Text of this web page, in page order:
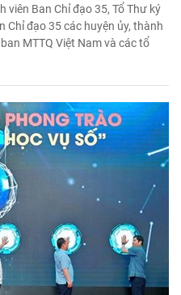
viên Ban Chỉ đạo 35, Tổ Thư ký
Chỉ đạo 35 các huyện ủy, thành
MTTQ Việt Nam và các tổ